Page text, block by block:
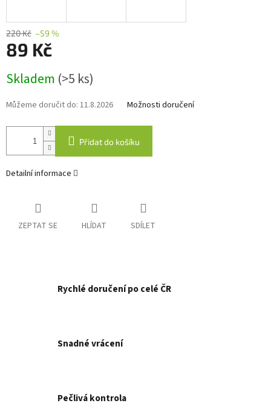
220 Kč –59 %
89 Kč
cena:
Skladem (>5 ks)
Můžeme doručit do: 11.8.2026 Možnosti doručení
Přidat do košíku
Detailní informace
ZEPTAT SE HLÍDAT SDÍLET
Rychlé doručení po celé ČR
Snadné vrácení
Pečlivá kontrola